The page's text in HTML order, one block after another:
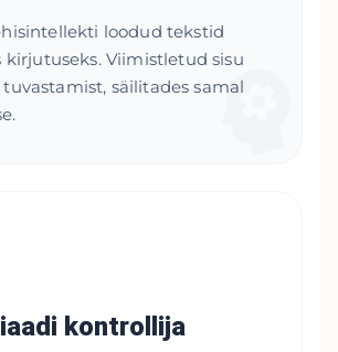
loodud tekstid
Viimistletud sisu
säilitades samal
kontrollija